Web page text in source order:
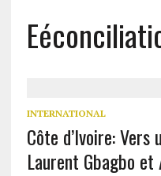
INTERNATIONAL
Côte d’Ivoire:
Laurent Gbagbo